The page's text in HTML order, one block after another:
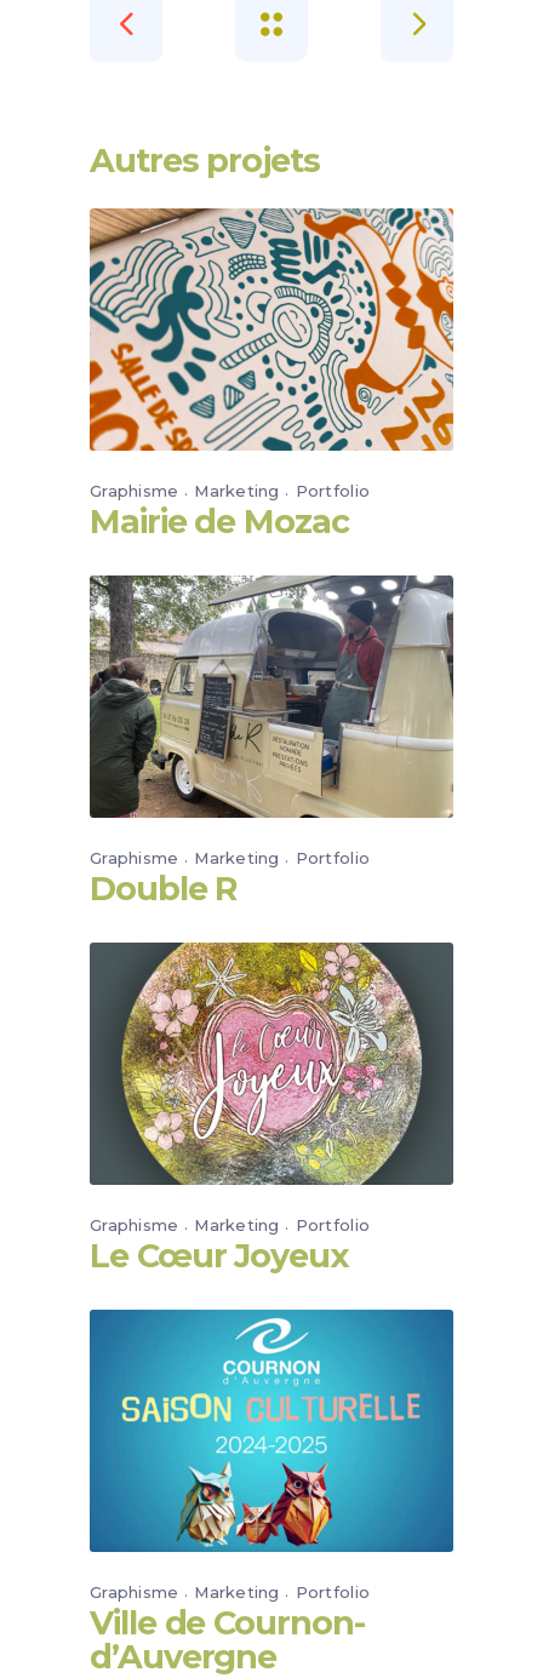
Autres projets
Graphisme Marketing Portfolio
Mairie de Mozac
Graphisme Marketing Portfolio
Double R
Graphisme Marketing Portfolio
Le Cœur Joyeux
Graphisme Marketing Portfolio
Ville de Cournon-
d’Auvergne